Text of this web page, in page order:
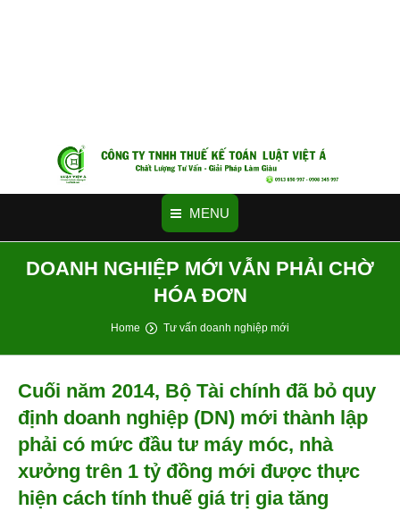
MENU
DOANH NGHIỆP MỚI VẪN PHẢI CHỜ
HÓA ĐƠN
Home Tư vấn doanh nghiệp mới
Cuối năm 2014, Bộ Tài chính đã bỏ quy
định doanh nghiệp (DN) mới thành lập
phải có mức đầu tư máy móc, nhà
xưởng trên 1 tỷ đồng mới được thực
hiện cách tính thuế giá trị gia tăng